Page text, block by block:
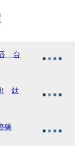
香 台
鈦
藥